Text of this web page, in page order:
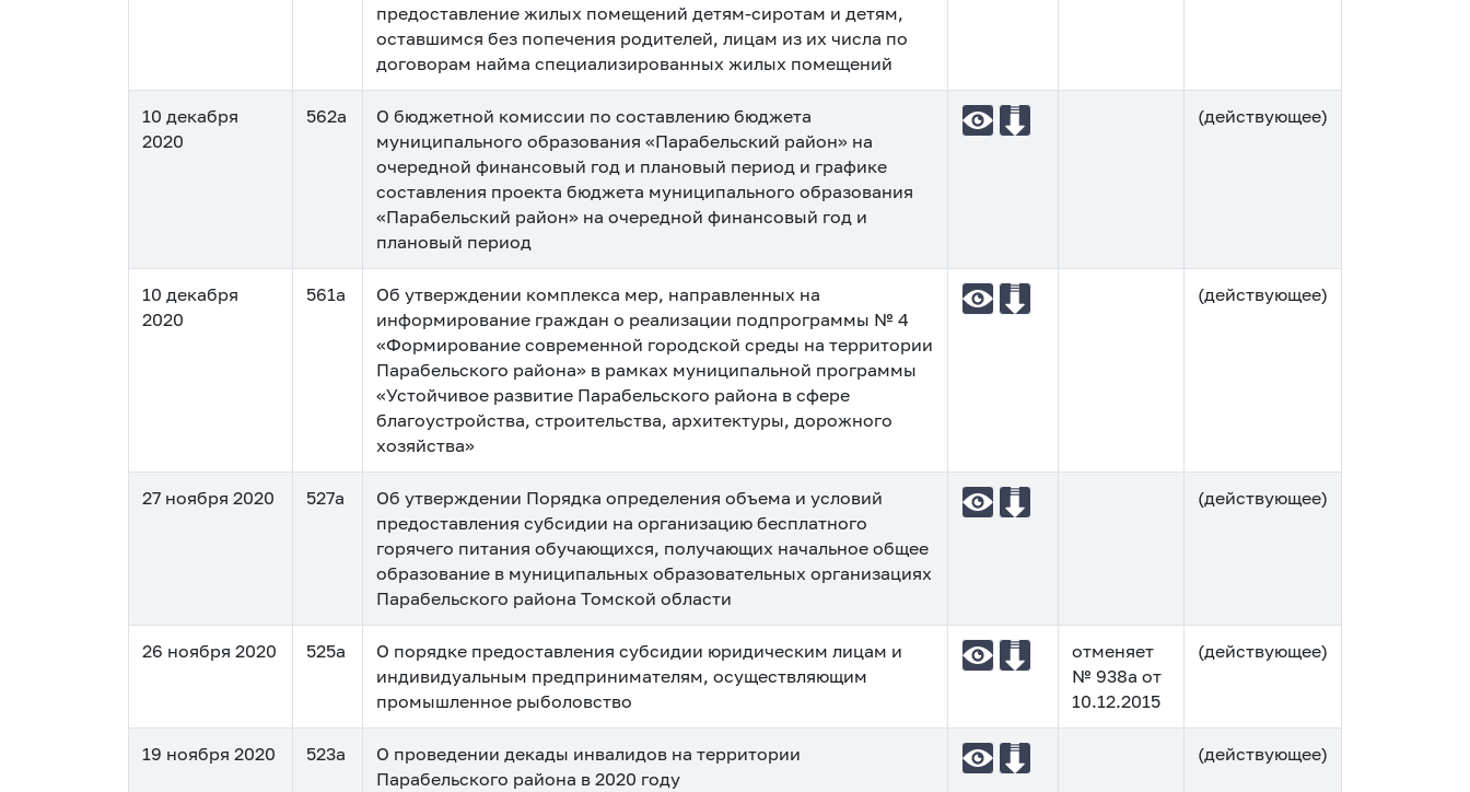
предоставление жилых помещений детям-сиротам и детям,
оставшимся без попечения родителей, лицам из их числа по
договорам найма специализированных жилых помещений
10 декабря
2020
562а
О бюджетной комиссии по составлению бюджета
муниципального образования «Парабельский район» на
очередной финансовый год и плановый период и графике
составления проекта бюджета муниципального образования
«Парабельский район» на очередной финансовый год и
плановый период
(действующее)
10 декабря
2020
561а
Об утверждении комплекса мер, направленных на
информирование граждан о реализации подпрограммы № 4
«Формирование современной городской среды на территории
Парабельского района» в рамках муниципальной программы
«Устойчивое развитие Парабельского района в сфере
благоустройства, строительства, архитектуры, дорожного
хозяйства»
(действующее)
27 ноября 2020 527а
Об утверждении Порядка определения объема и условий
предоставления субсидии на организацию бесплатного
горячего питания обучающихся, получающих начальное общее
образование в муниципальных образовательных организациях
Парабельского района Томской области
(действующее)
26 ноября 2020 525а
О порядке предоставления субсидии юридическим лицам и
индивидуальным предпринимателям, осуществляющим
промышленное рыболовство
отменяет
№ 938а от
10.12.2015
(действующее)
19 ноября 2020 523а
О проведении декады инвалидов на территории
Парабельского района в 2020 году
(действующее)